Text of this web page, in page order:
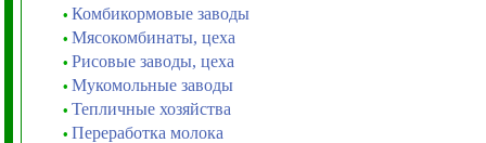
• Комбикормовые заводы
• Мясокомбинаты, цеха
• Рисовые заводы, цеха
• Мукомольные заводы
• Тепличные хозяйства
• Переработка молока